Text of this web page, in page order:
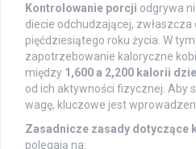
Kontrolowanie porcji odgrywa
diecie odchudzającej, zwłaszcza
pięćdziesiątego roku życia. W
zapotrzebowanie kaloryczne
między 1,600 a 2,200 kalorii
od ich aktywności fizycznej. Aby
wagę, kluczowe jest
Zasadnicze zasady dotyczące
polegają na: